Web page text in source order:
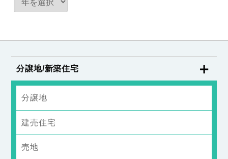
分譲地/新築住宅
分譲地
建売住宅
売地